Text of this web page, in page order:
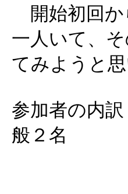
開始初回か
一人いて、
てみようと思
参加者の内
般２名